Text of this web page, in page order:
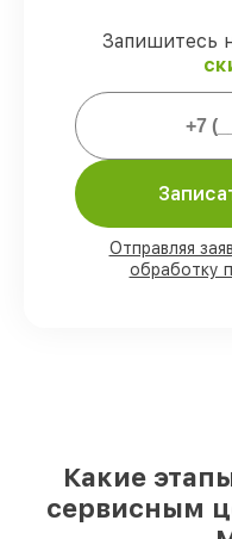
ремонта
гарантией
Мы
80%
90%деталей
установке в
Запишитесь
Отправляя
обработку
Какие
сервисным